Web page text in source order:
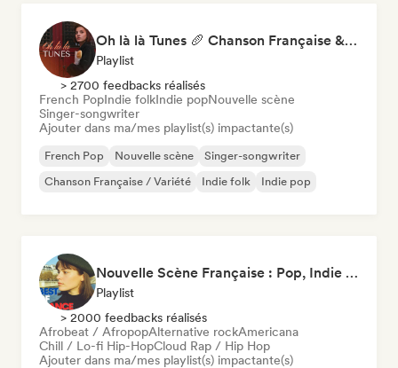
Oh là là Tunes 🥖 Chanson Française & Nouvelle Scène Française
Playlist
> 2700 feedbacks réalisés
French PopIndie folkIndie popNouvelle scène
Singer-songwriter
Ajouter dans ma/mes playlist(s) impactante(s)
French Pop Nouvelle scène
Singer-songwriter
Chanson Française / Variété
Indie folk Indie pop
Nouvelle Scène Française : Pop, Indie & Chanson Émergente
Playlist
> 2000 feedbacks réalisés
Afrobeat / AfropopAlternative rockAmericana
Chill / Lo-fi Hip-HopCloud Rap / Hip Hop
Ajouter dans ma/mes playlist(s) impactante(s)